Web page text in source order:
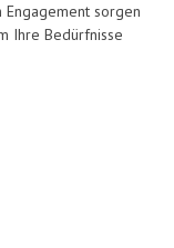
Engagement sorgen
Ihre Bedürfnisse